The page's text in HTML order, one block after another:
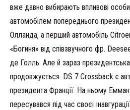
вже давно вибирають впливові
автомобілем попереднього
Олланда, а перший автомобіль
«Богиня» від співзвучного фр.
де Голль. Але й зараз
продовжується. DS 7 Crossback є
президента Франції. На ньому
пересувався під час своєї